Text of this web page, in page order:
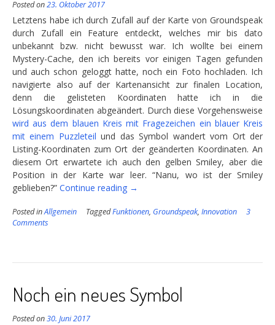
Posted on23. Oktober 2017
Letztens habe ich durch Zufall auf der Karte von Groundspeak
durch Zufall ein Feature entdeckt, welches mir bis dato
unbekannt bzw. nicht bewusst war. Ich wollte bei einem
Mystery-Cache, den ich bereits vor einigen Tagen gefunden
und auch schon geloggt hatte, noch ein Foto hochladen. Ich
navigierte also auf der Kartenansicht zur finalen Location,
denn die gelisteten Koordinaten hatte ich in die
Lösungskoordinaten abgeändert. Durch diese Vorgehensweise
wird aus dem blauen Kreis mit Fragezeichen ein blauer Kreis
mit einem Puzzleteil und das Symbol wandert vom Ort der
Listing-Koordinaten zum Ort der geänderten Koordinaten. An
diesem Ort erwartete ich auch den gelben Smiley, aber die
Position in der Karte war leer. “Nanu, wo ist der Smiley
geblieben?” Continue reading “Nanu,
ist
→
Posted inAllgemein TaggedFunktionen, Groundspeak, Innovation
3
Comments
Noch ein neues Symbol
Posted on30. Juni 2017